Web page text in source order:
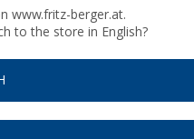
Preise
www.fritz-berger.at.
to the store in English?